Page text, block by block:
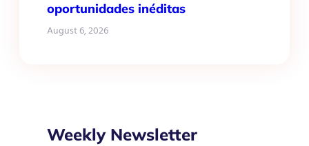
oportunidades inéditas
August 6, 2026
Weekly Newsletter